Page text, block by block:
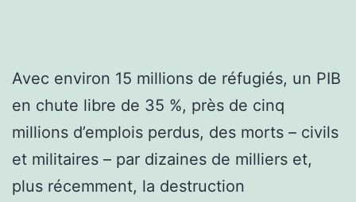
Avec environ 15 millions de réfugiés, un PIB
en chute libre de 35 %, près de cinq
millions d’emplois perdus, des morts – civils
et militaires – par dizaines de milliers et,
plus récemment, la destruction